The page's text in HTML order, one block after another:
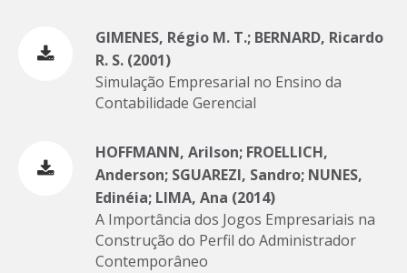
GIMENES, Régio M. T.; BERNARD, Ricardo
R. S. (2001)
Simulação Empresarial no Ensino da
Contabilidade Gerencial
HOFFMANN, Arilson; FROELLICH,
Anderson; SGUAREZI, Sandro; NUNES,
Edinéia; LIMA, Ana (2014)
A Importância dos Jogos Empresariais na
Construção do Perfil do Administrador
Contemporâneo